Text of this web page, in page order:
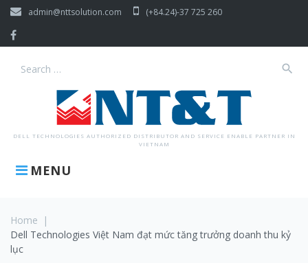
Skip
content
admin@nttsolution.com (+84.24)-37 725 260
DELL TECHNOLOGIES AUTHORIZED DISTRIBUTOR AND SERVICE ENABLE PARTNER IN
VIETNAM
MENU
Search
search
Home
|
Dell Technologies Việt Nam đạt mức tăng trưởng doanh thu kỷ
lục